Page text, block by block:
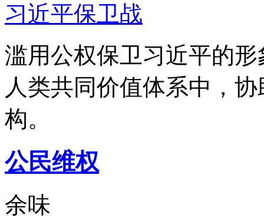
习近平保卫战
滥用公权保卫习近平的
人类共同价值体系中，
构。
公民维权
余味